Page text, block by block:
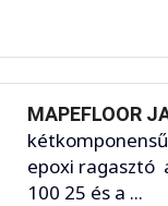
MAPEFLOOR
epoxi ragasztó
100 25 és a ...